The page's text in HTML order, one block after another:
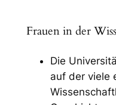
Frauen in der
Die
auf der viele